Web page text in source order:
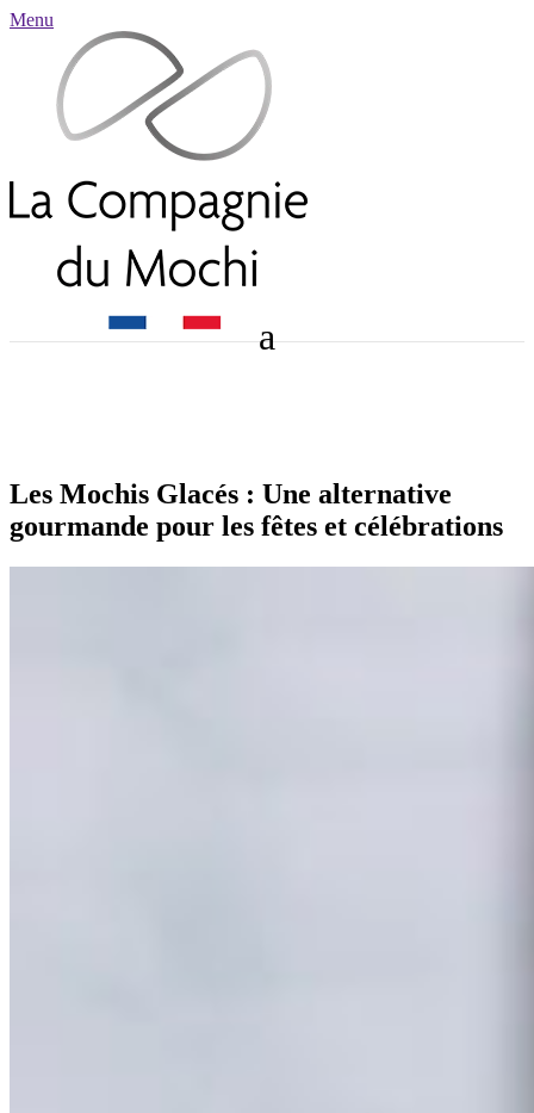
Menu
Les Mochis Glacés : Une alternative
gourmande pour les fêtes et célébrations